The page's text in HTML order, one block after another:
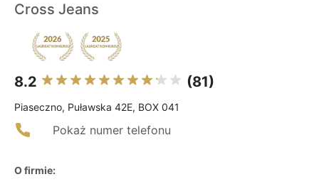
Cross Jeans
8.2 (81)
Piaseczno, Puławska 42E, BOX 041
Pokaż numer telefonu
O firmie: